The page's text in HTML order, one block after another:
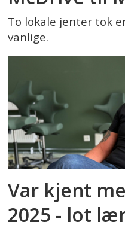
To lokale jenter tok
vanlige.
Var kjent
2025 - lot